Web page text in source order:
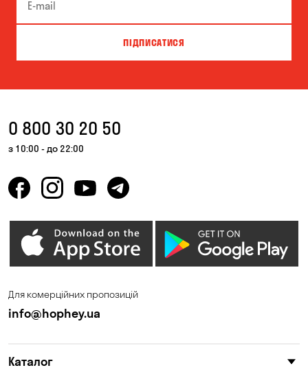
ПІДПИСАТИСЯ
0 800 30 20 50
з 10:00 - до 22:00
Для комерційних пропозицій
info@hophey.ua
Каталог